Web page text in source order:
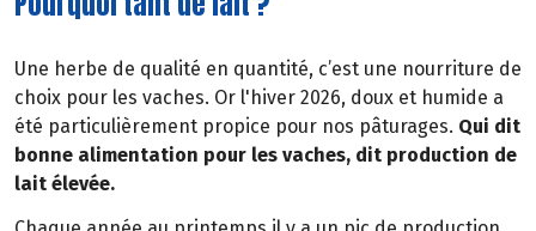
Une herbe de qualité en quantité, c’est une nourriture de
choix pour les vaches. Or l'hiver 2026, doux et humide a
été particulièrement propice pour nos pâturages. Qui dit
bonne alimentation pour les vaches, dit production de
lait élevée.